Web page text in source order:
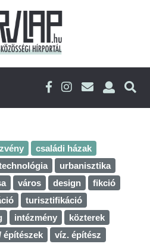
családi házak
urbanisztika
város design
fikció
turisztifikáció
intézmény
közterek
építészek
víz. építész